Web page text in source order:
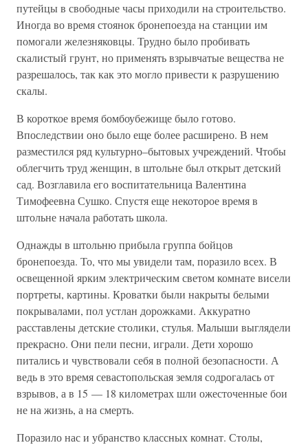
путейцы в свободные часы приходили на строительство.
Иногда во время стоянок бронепоезда на станции им
помогали железняковцы. Трудно было пробивать
скалистый грунт, но применять взрывчатые вещества не
разрешалось, так как это могло привести к разрушению
скалы.
В короткое время бомбоубежище было готово.
Впоследствии оно было еще более расширено. В нем
разместился ряд культурно–бытовых учреждений. Чтобы
облегчить труд женщин, в штольне был открыт детский
сад. Возглавила его воспитательница Валентина
Тимофеевна Сушко. Спустя еще некоторое время в
штольне начала работать школа.
Однажды в штольню прибыла группа бойцов
бронепоезда. То, что мы увидели там, поразило всех. В
освещенной ярким электрическим светом комнате висели
портреты, картины. Кроватки были накрыты белыми
покрывалами, пол устлан дорожками. Аккуратно
расставлены детские столики, стулья. Малыши выглядели
прекрасно. Они пели песни, играли. Дети хорошо
питались и чувствовали себя в полной безопасности. А
ведь в это время севастопольская земля содрогалась от
взрывов, а в 15 — 18 километрах шли ожесточенные бои
не на жизнь, а на смерть.
Поразило нас и убранство классных комнат. Столы,